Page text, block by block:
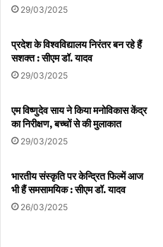
29/03/2025
प्रदेश के विश्वविद्यालय निरंतर बन रहे हैं
सशक्त : सीएम डॉ. यादव
29/03/2025
एम विष्णुदेव साय ने किया मनोविकास केंद्र
का निरीक्षण, बच्चों से की मुलाकात
29/03/2025
भारतीय संस्कृति पर केन्द्रित फिल्में आज
भी हैं समसामयिक : सीएम डॉ. यादव
26/03/2025